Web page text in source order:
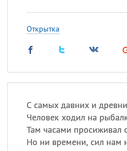
Открытка
С самых давних и
Человек ходил на
Там часами просиживал
Но ни времени, сил нам